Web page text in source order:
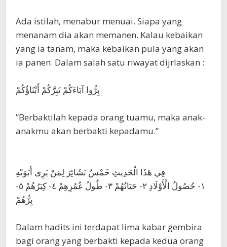
Ada istilah, menabur menuai. Siapa yang
menanam dia akan memanen. Kalau kebaikan
yang ia tanam, maka kebaikan pula yang akan
ia panen. Dalam salah satu riwayat dijrlaskan :
‎بِرُّوا آبَاءَكُمْ تَبِرَّكُمْ أَبْنَاؤُكُمْ
‎”Berbaktilah kepada orang tuamu, maka anak-
anakmu akan berbakti kepadamu.”
‎فِي هَذَا الْحَدِيثِ خَمْسُ بَشَائِرَ لِمَنْ يَرِى أَبَوَيْهِ
بِرُّهُمْ
‎Dalam hadits ini terdapat lima kabar gembira
bagi orang yang berbakti kepada kedua orang